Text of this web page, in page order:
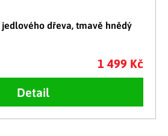
dřeva, tmavě hnědý
1 499 Kč
Detail